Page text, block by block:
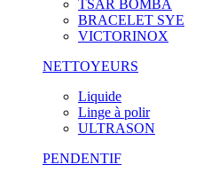
TSAR BOMBA
BRACELET SYE
VICTORINOX
NETTOYEURS
Liquide
Linge à polir
ULTRASON
PENDENTIF